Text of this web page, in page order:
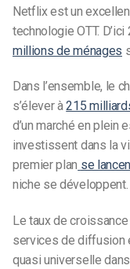
Netflix est un
technologie OTT.
millions de ménages
Dans l’ensemble, le
s’élever à215
d’un marché en plein
investissent dans la
premier plan se
niche se développent.
Le taux de
services de diffusion
quasi universelle